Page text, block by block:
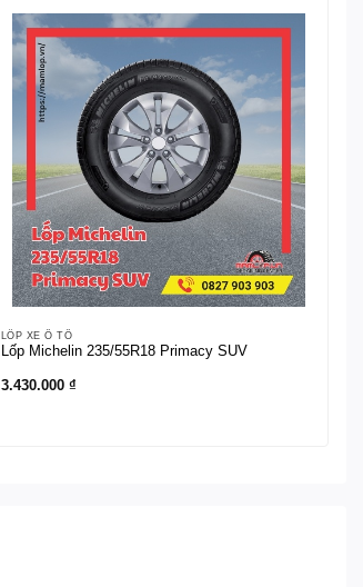
LỐP XE Ô TÔ
Lốp Michelin 235/55R18 Primacy SUV
3.430.000 ₫